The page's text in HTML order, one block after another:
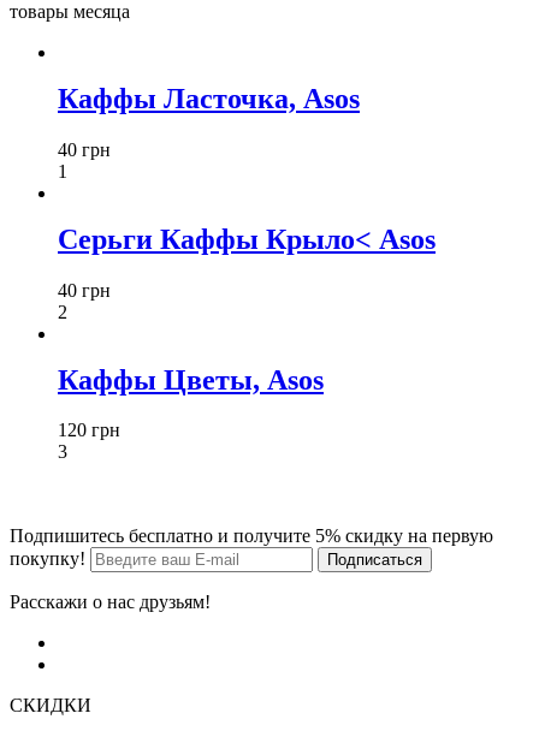
товары месяца
Каффы Ласточка, Asos
40 грн
1
Серьги Каффы Крыло< Asos
40 грн
2
Каффы Цветы, Asos
120 грн
3
Подпишитесь бесплатно и получите 5% скидку на первую
покупку!
Расскажи о нас друзьям!
СКИДКИ